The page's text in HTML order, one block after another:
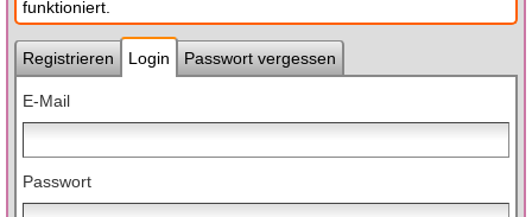
funktioniert.
Registrieren Login Passwort vergessen
E-Mail
Passwort